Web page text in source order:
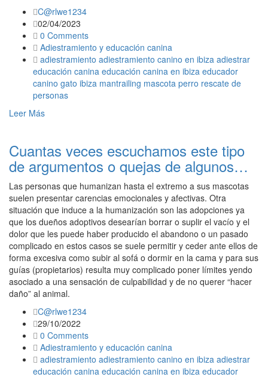
C@rlwe1234
02/04/2023
0 Comments
Adiestramiento y educación canina
adiestramiento adiestramiento canino en ibiza adiestrar
educación canina educación canina en ibiza educador
canino gato ibiza mantrailing mascota perro rescate de
personas
Leer Más
Cuantas veces escuchamos este tipo
de argumentos o quejas de algunos…
Las personas que humanizan hasta el extremo a sus mascotas
suelen presentar carencias emocionales y afectivas. Otra
situación que induce a la humanización son las adopciones ya
que los dueños adoptivos desearían borrar o suplir el vacío y el
dolor que les puede haber producido el abandono o un pasado
complicado en estos casos se suele permitir y ceder ante ellos de
forma excesiva como subir al sofá o dormir en la cama y para sus
guías (propietarios) resulta muy complicado poner límites yendo
asociado a una sensación de culpabilidad y de no querer “hacer
daño” al animal.
C@rlwe1234
29/10/2022
0 Comments
Adiestramiento y educación canina
adiestramiento adiestramiento canino en ibiza adiestrar
educación canina educación canina en ibiza educador